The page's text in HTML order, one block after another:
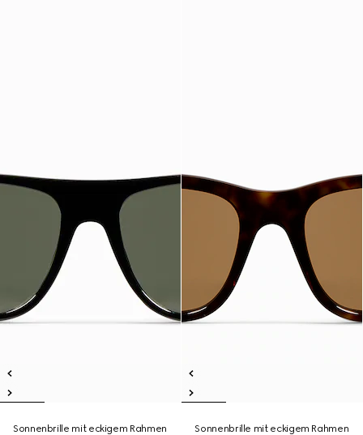
Sonnenbrille mit eckigem Rahmen
Sonnenbrille mit eckigem Rahmen